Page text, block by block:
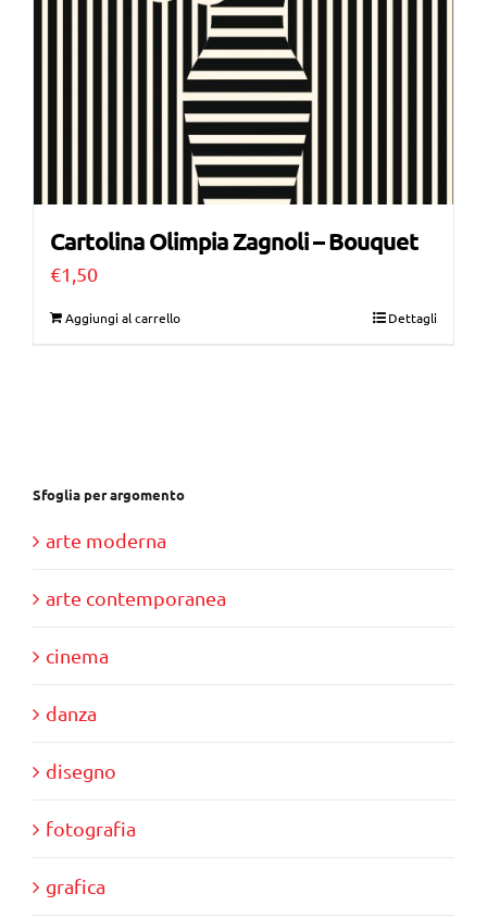
Cartolina Olimpia Zagnoli – Bouquet
€1,50
Aggiungi al carrello Dettagli
Sfoglia per argomento
arte moderna
arte contemporanea
cinema
danza
disegno
fotografia
grafica